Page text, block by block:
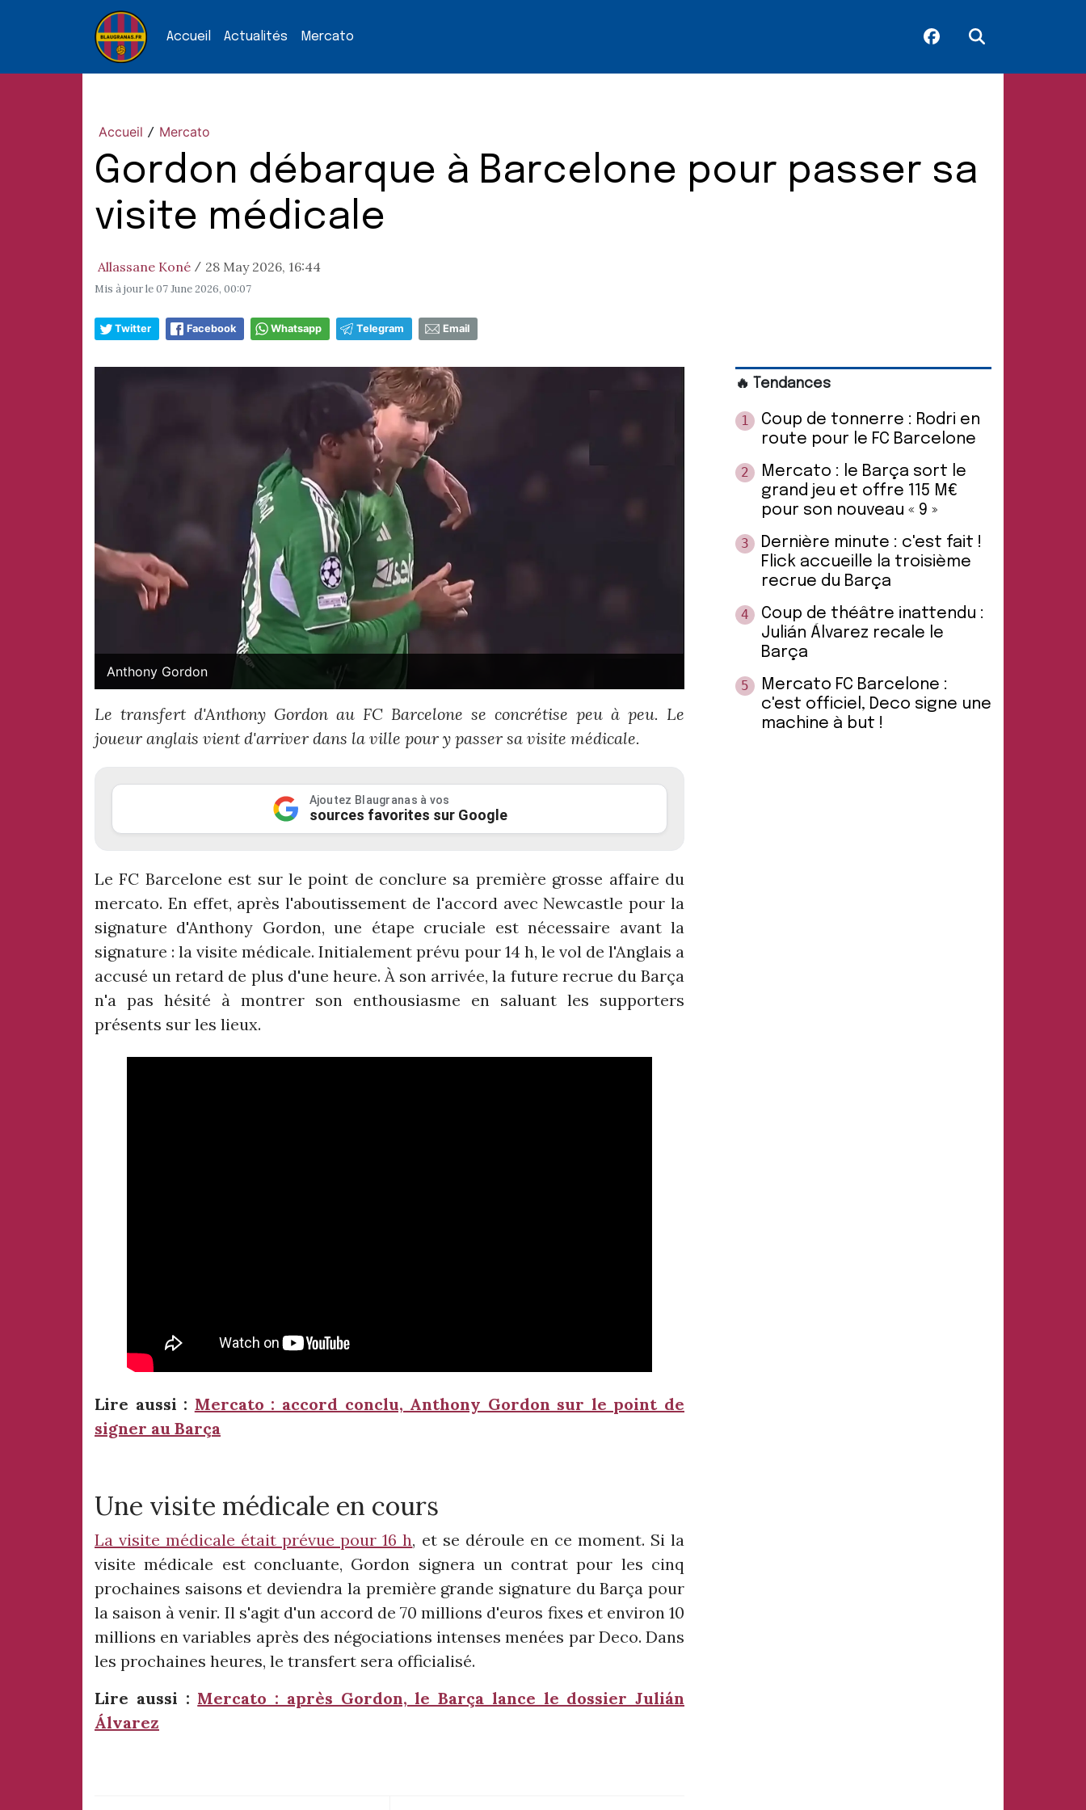
Accueil Actualités Mercato
Accueil / Mercato
Gordon débarque à Barcelone pour passer sa
visite médicale
Allassane Koné / 28 May 2026, 16:44
Mis à jour le07 June 2026, 00:07
Twitter Facebook Whatsapp Telegram Email
Anthony Gordon
Le transfert d'Anthony Gordon au FC Barcelone se concrétise peu à peu. Le
joueur anglais vient d'arriver dans la ville pour y passer sa visite médicale.
Ajoutez Blaugranas à vos
sources favorites sur Google
Le FC Barcelone est sur le point de conclure sa première grosse affaire du
mercato. En effet, après l'aboutissement de l'accord avec Newcastle pour la
signature d'Anthony Gordon, une étape cruciale est nécessaire avant la
signature : la visite médicale. Initialement prévu pour 14 h, le vol de l'Anglais a
accusé un retard de plus d'une heure. À son arrivée, la future recrue du Barça
n'a pas hésité à montrer son enthousiasme en saluant les supporters
présents sur les lieux.
Lire aussi : Mercato : accord conclu, Anthony Gordon sur le point de
signer au Barça
Une visite médicale en cours
La visite médicale était prévue pour 16 h, et se déroule en ce moment. Si la
visite médicale est concluante, Gordon signera un contrat pour les cinq
prochaines saisons et deviendra la première grande signature du Barça pour
la saison à venir. Il s'agit d'un accord de 70 millions d'euros fixes et environ 10
millions en variables après des négociations intenses menées par Deco. Dans
les prochaines heures, le transfert sera officialisé.
Lire aussi : Mercato : après Gordon, le Barça lance le dossier Julián
Álvarez
🔥 Tendances
1
Coup de tonnerre : Rodri en
route pour le FC Barcelone
2
Mercato : le Barça sort le
grand jeu et offre 115 M€
pour son nouveau « 9 »
3
Dernière minute : c'est fait !
Flick accueille la troisième
recrue du Barça
4
Coup de théâtre inattendu :
Julián Álvarez recale le
Barça
5
Mercato FC Barcelone :
c'est officiel, Deco signe une
machine à but !